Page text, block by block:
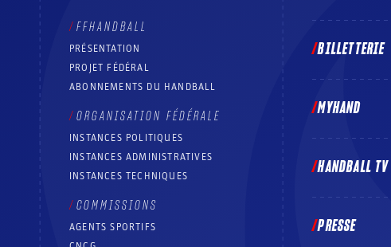
FFHANDBALL
PRÉSENTATION
PROJET FÉDÉRAL
ABONNEMENTS DU HANDBALL
ORGANISATION FÉDÉRALE
INSTANCES POLITIQUES
INSTANCES ADMINISTRATIVES
INSTANCES TECHNIQUES
COMMISSIONS
AGENTS SPORTIFS
BILLETTERIE
MYHAND
HANDBALL TV
PRESSE